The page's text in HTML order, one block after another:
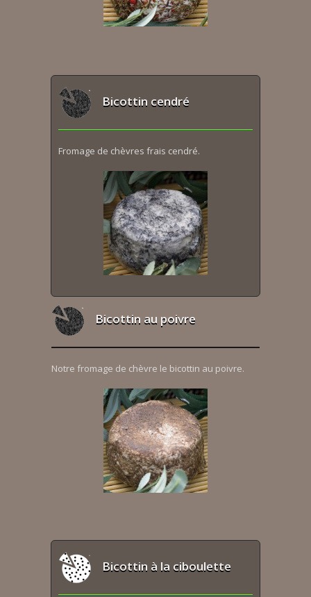
Bicottin cendré
Fromage de chèvres frais cendré.
Bicottin au poivre
Notre fromage de chèvre le bicottin au poivre.
Bicottin à la ciboulette